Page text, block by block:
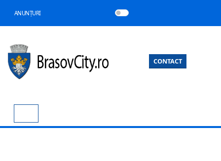
ANUNȚURI
CONTACT